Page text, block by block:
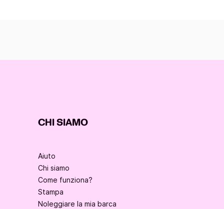
CHI SIAMO
Aiuto
Chi siamo
Come funziona?
Stampa
Noleggiare la mia barca